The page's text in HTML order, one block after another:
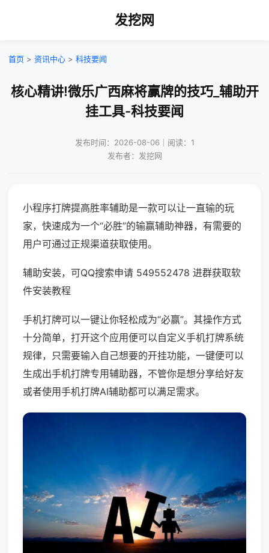
发挖网
首页 > 资讯中心 > 科技要闻
核心精讲!微乐广西麻将赢牌的技巧_辅助开
挂工具-科技要闻
发布时间：2026-08-06｜阅读：1
发布者：发挖网
小程序打牌提高胜率辅助是一款可以让一直输的玩
家，快速成为一个“必胜”的输赢辅助神器，有需要的
用户可通过正规渠道获取使用。
辅助安装，可QQ搜索申请 549552478 进群获取软
件安装教程
手机打牌可以一键让你轻松成为“必赢”。其操作方式
十分简单，打开这个应用便可以自定义手机打牌系统
规律，只需要输入自己想要的开挂功能，一键便可以
生成出手机打牌专用辅助器，不管你是想分享给好友
或者使用手机打牌AI辅助都可以满足需求。